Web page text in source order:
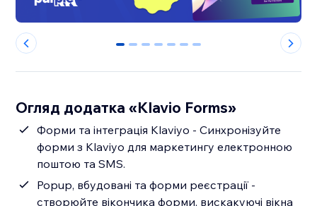
0 1 2 3 4 5 6
Огляд додатка «Klavio Forms»
Форми та інтеграція Klaviyo - Синхронізуйте
форми з Klaviyo для маркетингу електронною
поштою та SMS.
Popup, вбудовані та форми реєстрації -
створюйте вікончика форми, вискакуючі вікна